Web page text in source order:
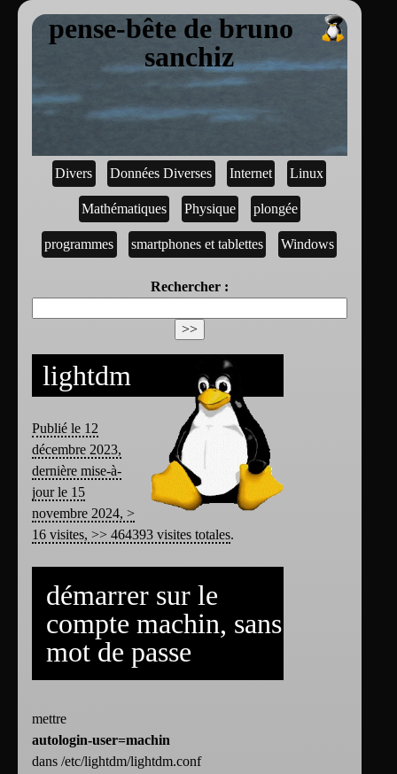
pense-bête de bruno
sanchiz
Divers Données Diverses Internet Linux
Mathématiques Physique plongée
programmes smartphones et tablettes Windows
Rechercher :
lightdm
Publié le 12
décembre 2023,
dernière mise-à-
jour le 15
novembre 2024, >
16 visites, >> 464393 visites totales.
démarrer sur le
compte machin, sans
mot de passe
mettre
autologin-user=machin
dans /etc/lightdm/lightdm.conf